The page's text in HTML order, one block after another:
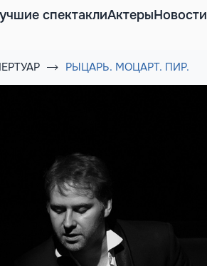
спектаклиАктерыНовости
РЫЦАРЬ. МОЦАРТ. ПИР.